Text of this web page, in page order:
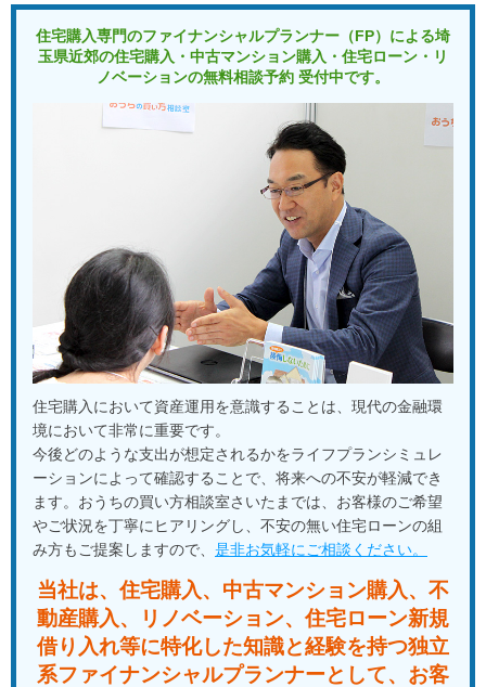
住宅購入専門のファイナンシャルプランナー（FP）による埼
玉県近郊の住宅購入・中古マンション購入・住宅ローン・リ
ノベーションの無料相談予約 受付中です。
住宅購入において資産運用を意識することは、現代の金融環
境において非常に重要です。
今後どのような支出が想定されるかをライフプランシミュレ
ーションによって確認することで、将来への不安が軽減でき
ます。おうちの買い方相談室さいたまでは、お客様のご希望
やご状況を丁寧にヒアリングし、不安の無い住宅ローンの組
み方もご提案しますので、 是非お気軽にご相談ください。
当社は、住宅購入、中古マンション購入、不
動産購入、
リノベーション、住宅ローン新規
借り入れ等に特化した知識と経験を持つ独立
系ファイナンシャルプランナーとして、 お客